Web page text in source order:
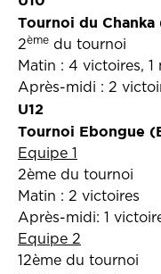
Tournoi du
2ème du tournoi
Matin : 4 victoires, 1
Après-midi : 2
U12
Tournoi Ebongue
Equipe 1
2ème du tournoi
Matin : 2 victoires
Après-midi: 1
Equipe 2
12ème du tournoi